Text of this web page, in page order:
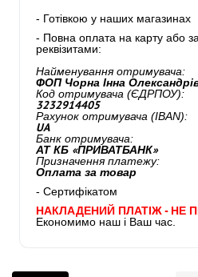
- Готівкою у наших магазинах
- Повна оплата на карту або
реквізитами:
Найменування отримувача:
ФОП Чорна Інна
Код отримувача (ЄДРПОУ):
3232914405
Рахунок отримувача (IBAN):
UA
Банк отримувача:
АТ КБ «ПРИВАТБАНК»
Призначення платежу:
Оплата за товар
- Сертифікатом
НАКЛАДЕНИЙ ПЛАТІЖ - НЕ
Економимо наш і Ваш час.